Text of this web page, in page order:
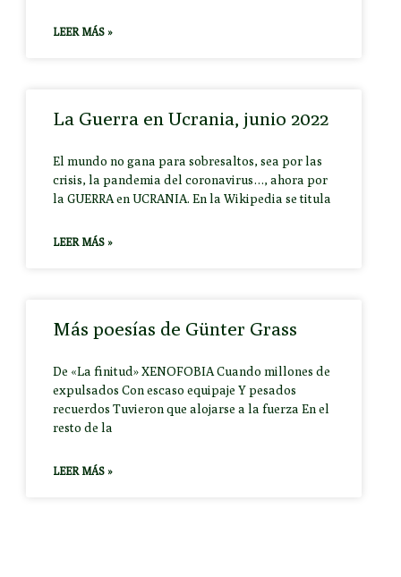
LEER MÁS »
La Guerra en Ucrania, junio 2022
El mundo no gana para sobresaltos, sea por las
crisis, la pandemia del coronavirus…, ahora por
la GUERRA en UCRANIA. En la Wikipedia se titula
LEER MÁS »
Más poesías de Günter Grass
De «La finitud» XENOFOBIA Cuando millones de
expulsados Con escaso equipaje Y pesados
recuerdos Tuvieron que alojarse a la fuerza En el
resto de la
LEER MÁS »